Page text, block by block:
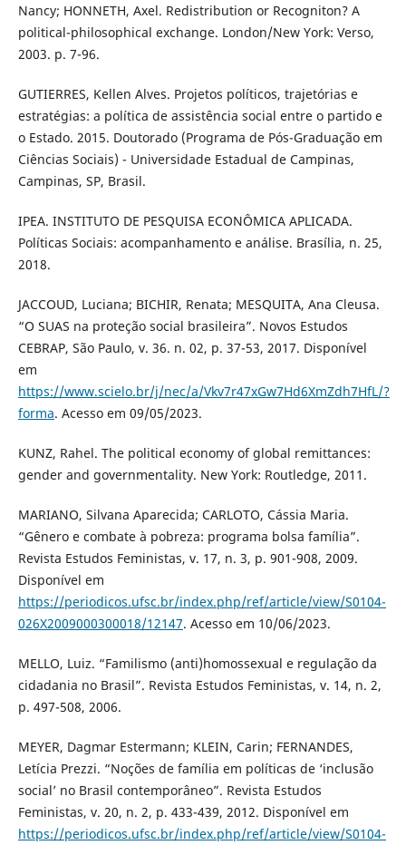
Nancy; HONNETH, Axel. Redistribution or Recogniton? A
political-philosophical exchange. London/New York: Verso,
2003. p. 7-96.
GUTIERRES, Kellen Alves. Projetos políticos, trajetórias e
estratégias: a política de assistência social entre o partido e
o Estado. 2015. Doutorado (Programa de Pós-Graduação em
Ciências Sociais) - Universidade Estadual de Campinas,
Campinas, SP, Brasil.
IPEA. INSTITUTO DE PESQUISA ECONÔMICA APLICADA.
Políticas Sociais: acompanhamento e análise. Brasília, n. 25,
2018.
JACCOUD, Luciana; BICHIR, Renata; MESQUITA, Ana Cleusa.
“O SUAS na proteção social brasileira”. Novos Estudos
CEBRAP, São Paulo, v. 36. n. 02, p. 37-53, 2017. Disponível
em
https://www.scielo.br/j/nec/a/Vkv7r47xGw7Hd6XmZdh7HfL/?
forma. Acesso em 09/05/2023.
KUNZ, Rahel. The political economy of global remittances:
gender and governmentality. New York: Routledge, 2011.
MARIANO, Silvana Aparecida; CARLOTO, Cássia Maria.
“Gênero e combate à pobreza: programa bolsa família”.
Revista Estudos Feministas, v. 17, n. 3, p. 901-908, 2009.
Disponível em
https://periodicos.ufsc.br/index.php/ref/article/view/S0104-
026X2009000300018/12147. Acesso em 10/06/2023.
MELLO, Luiz. “Familismo (anti)homossexual e regulação da
cidadania no Brasil”. Revista Estudos Feministas, v. 14, n. 2,
p. 497-508, 2006.
MEYER, Dagmar Estermann; KLEIN, Carin; FERNANDES,
Letícia Prezzi. “Noções de família em políticas de ‘inclusão
social’ no Brasil contemporâneo”. Revista Estudos
Feministas, v. 20, n. 2, p. 433-439, 2012. Disponível em
https://periodicos.ufsc.br/index.php/ref/article/view/S0104-